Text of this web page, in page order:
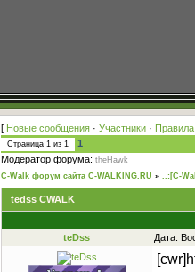
[ Новые сообщения · Участники ·
Страница 1 из 1
1
Модератор форума: theHawk
C-Walk форум сайта C-WALKING.RU » ..:[C-
tedss CWALK
teDss Дата: